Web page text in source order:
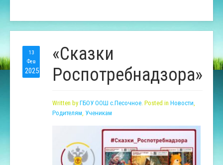
13
Фев
2025
«Сказки
Роспотребнадзора»
Written by ГБОУ ООШ с.Песочное. Posted in Новости,
Родителям, Ученикам